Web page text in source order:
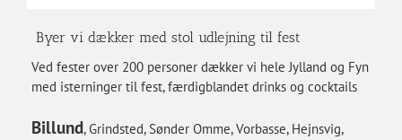
Byer vi dækker med stol udlejning til fest
Ved fester over 200 personer dækker vi hele Jylland og Fyn
med isterninger til fest, færdigblandet drinks og cocktails
Billund, Grindsted, Sønder Omme, Vorbasse, Hejnsvig,